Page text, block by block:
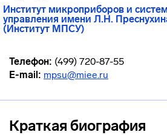
Институт микроприборов и
управления имени Л.Н.
(Институт МПСУ)
Телефон: (499) 720-87-55
E-mail: mpsu@miee.ru
Краткая биография